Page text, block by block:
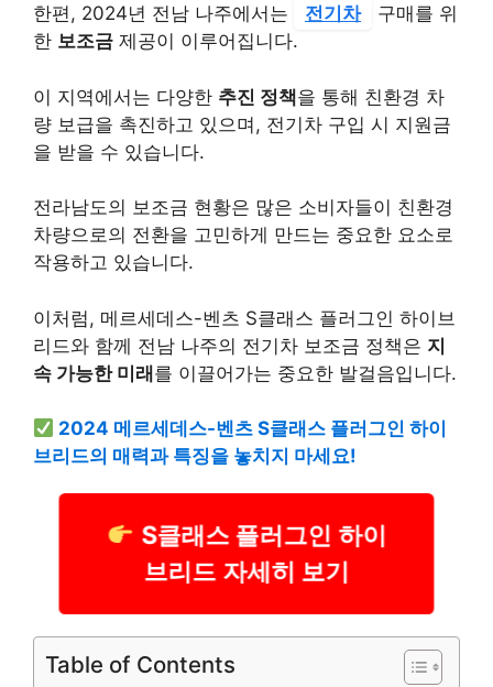
한편, 2024년 전남 나주에서는 전기차
구매를 위
한 보조금 제공이 이루어집니다.
이 지역에서는 다양한 추진 정책을 통해 친환경 차
량 보급을 촉진하고 있으며, 전기차 구입 시 지원금
을 받을 수 있습니다.
전라남도의 보조금 현황은 많은 소비자들이 친환경
차량으로의 전환을 고민하게 만드는 중요한 요소로
작용하고 있습니다.
이처럼, 메르세데스-벤츠 S클래스 플러그인 하이브
리드와 함께 전남 나주의 전기차 보조금 정책은 지
속 가능한 미래를 이끌어가는 중요한 발걸음입니다.
2024 메르세데스-벤츠 S클래스 플러그인 하이
브리드의 매력과 특징을 놓치지 마세요!
S클래스 플러그인 하이
브리드 자세히 보기
Table of Contents